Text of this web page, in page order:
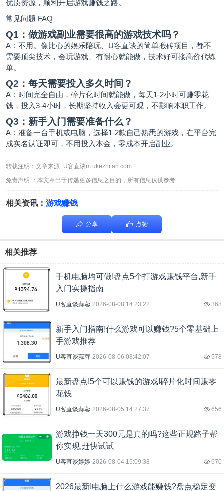
优质资源，顺利开启游戏赚钱之路。
常见问题 FAQ
Q1：做游戏副业需要很高的游戏技术吗？
A：不用。像比心的娱乐陪玩、U客直谈的简单搬砖项目，都不
需要顶尖技术，会玩游戏、有耐心就能做，技术好可接高价代练
单。
Q2：每天需要投入多久时间？
A：时间完全自由，碎片化时间就能做，每天1-2小时可赚零花
钱，投入3-4小时，长期坚持收入会更可观，不影响本职工作。
Q3：新手入门需要准备什么？
A：准备一台手机或电脑，选择1-2款自己熟悉的游戏，在平台完
成实名认证即可，不用投入本金，零成本开启副业。
转载注明：文章来源“ U客直谈m.ukezhitan.com ”
免责声明 ：本文章出于传递更多信息之目的，所有信息仅供参考
相关资讯： 游戏赚钱
分享 点赞
相关推荐
手机电脑均可做!盘点5个打游戏赚钱平台,新手
入门实操指南
U客直谈蒜蓉 2026-08-08 14:23:22 368
新手入门指南!什么游戏可以赚钱?5个零基础上
手游戏推荐
U客直谈蒜蓉 2026-08-06 08:42:07 578
最新盘点!5个可以赚钱的游戏!碎片化时间赚零
花钱
U客直谈蒜蓉 2026-08-05 14:27:37 656
游戏挣钱一天300元是真的吗?这些正规路子帮
你实现,赶快试试
U客直谈婷婷 2026-08-04 15:09:38 670
2026最新!电脑上什么游戏能赚钱?盘点稳定变